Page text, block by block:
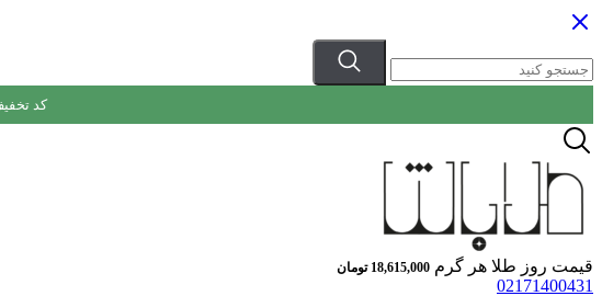
کد تخفیف ۵٪ ویژه پرداخت از طریق
قیمت روز طلا هر گرم 18,615,000 تومان
02171400431